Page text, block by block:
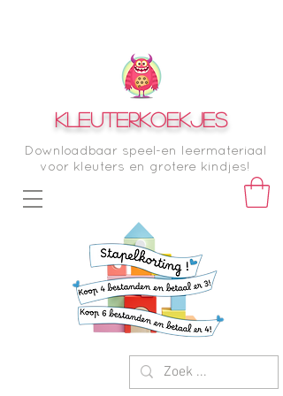
KLEUTERKOEKJES
Downloadbaar speel-en leermateriaal
voor kleuters en grotere kindjes!